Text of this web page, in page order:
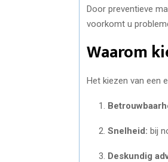
Door preventieve
voorkomt u
Waarom
Het kiezen van een
Snelheid: bij
Deskundig